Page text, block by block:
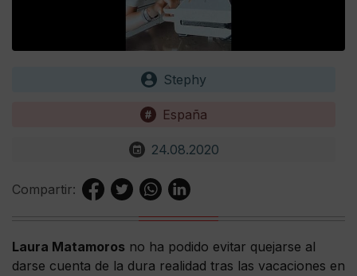
Stephy
España
24.08.2020
Compartir:
Laura Matamoros no ha podido evitar quejarse al
darse cuenta de la dura realidad tras las vacaciones en